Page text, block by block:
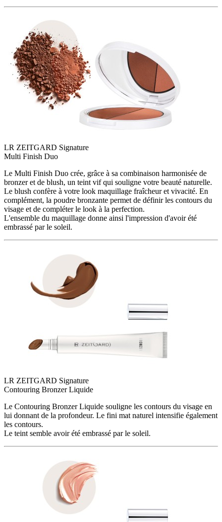
LR ZEITGARD Signature
Multi Finish Duo
Le Multi Finish Duo crée, grâce à sa combinaison harmonisée de
bronzer et de blush, un teint vif qui souligne votre beauté naturelle.
Le blush confère à votre look maquillage fraîcheur et vivacité. En
complément, la poudre bronzante permet de définir les contours du
visage et de compléter le look à la perfection.
L'ensemble du maquillage donne ainsi l'impression d'avoir été
embrassé par le soleil.
LR ZEITGARD Signature
Contouring​ Bronzer Liquide
Le Contouring Bronzer Liquide souligne les contours du visage en
lui donnant de la profondeur. Le fini mat naturel intensifie également
les contours.
Le teint semble avoir été embrassé par le soleil.